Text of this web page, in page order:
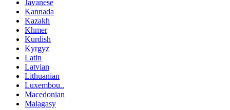
Javanese
Kannada
Kazakh
Khmer
Kurdish
Kyrgyz
Latin
Latvian
Lithuanian
Luxembou..
Macedonian
Malagasy